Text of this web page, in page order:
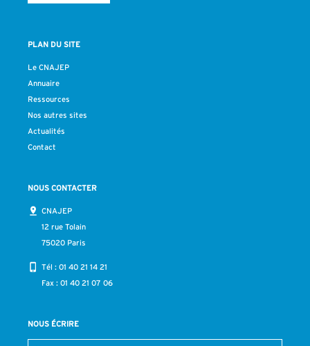
PLAN DU SITE
Le CNAJEP
Annuaire
Ressources
Nos autres sites
Actualités
Contact
NOUS CONTACTER
CNAJEP
12 rue Tolain
75020 Paris
Tél : 01 40 21 14 21
Fax : 01 40 21 07 06
NOUS ÉCRIRE